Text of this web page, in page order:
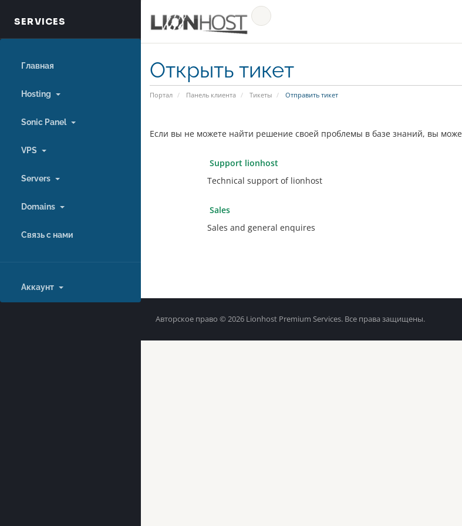
Главная
Hosting
Sonic Panel
VPS
Servers
Domains
Связь с нами
Аккаунт
Открыть тикет
Портал Панель клиента Тикеты Отправить тикет
Если вы не можете найти решение своей проблемы в базе знаний, вы
Support lionhost
Technical support of lionhost
Sales
Sales and general enquires
Авторское право © 2026 Lionhost Premium Services. Все права защищены.